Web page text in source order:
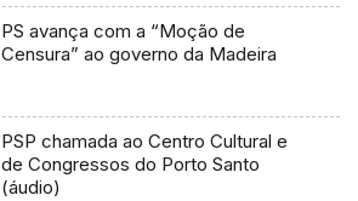
PS avança com a “Moção de
Censura” ao governo da Madeira
PSP chamada ao Centro Cultural e
de Congressos do Porto Santo
(áudio)